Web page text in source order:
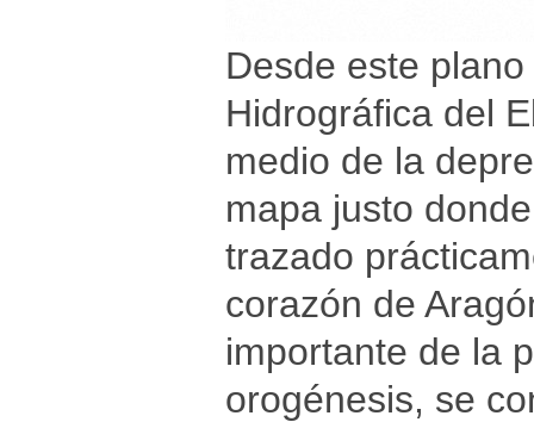
Desde este
Hidrográfica del
medio de la
mapa justo
trazado
corazón de
importante de la
orogénesis, se